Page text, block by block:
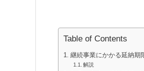
Table of Contents
継続事業にかかる延納期
解説